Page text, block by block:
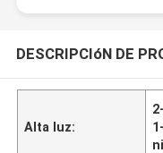
DESCRIPCIóN DE
Alta luz: